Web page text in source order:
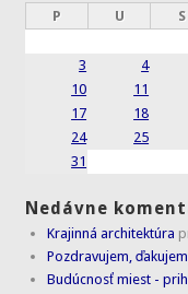
P U S
3
4
10
11
17
18
24
25
31
Nedávne
Krajinná architektúra
Pozdravujem,
Budúcnosť miest -